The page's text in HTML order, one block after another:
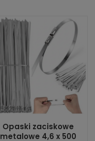
Opaski zaciskowe
metalowe 4,6 x 500